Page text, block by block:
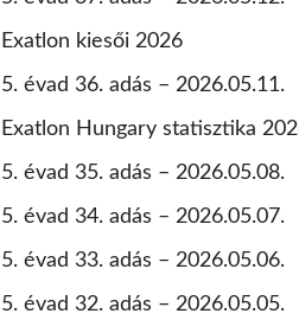
Exatlon kiesői 2026
5. évad 36. adás – 2026.05.11.
Exatlon Hungary statisztika
5. évad 35. adás – 2026.05.08.
5. évad 34. adás – 2026.05.07.
5. évad 33. adás – 2026.05.06.
5. évad 32. adás – 2026.05.05.